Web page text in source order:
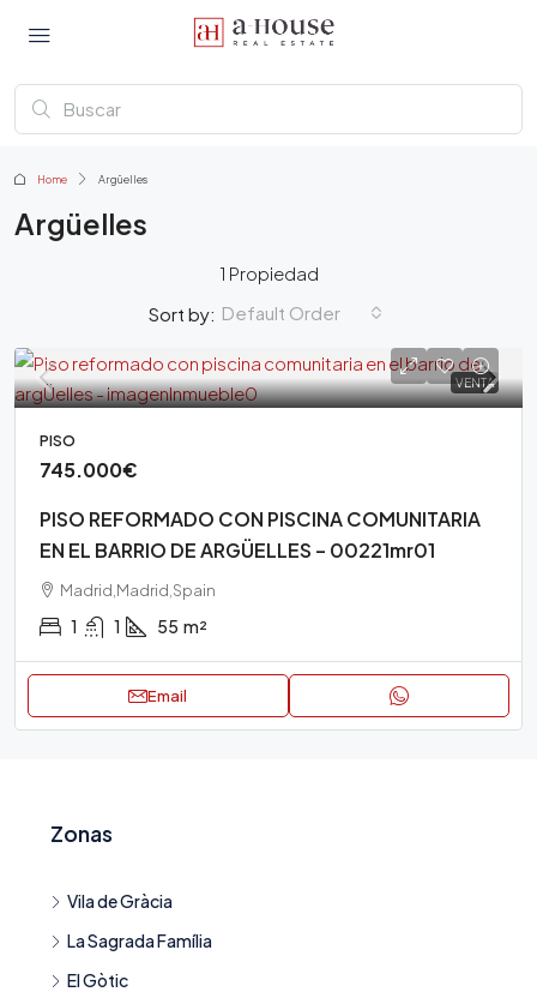
Home Argüelles
Argüelles
1 Propiedad
Sort by: Default Order
VENTA
PISO
745.000€
PISO REFORMADO CON PISCINA COMUNITARIA
EN EL BARRIO DE ARGÜELLES – 00221mr01
Madrid,Madrid,Spain
1 1 55 m²
Email
Zonas
Vila de Gràcia
La Sagrada Família
El Gòtic